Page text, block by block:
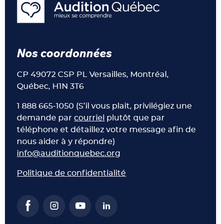
Nos coordonnées
CP 49072 CSP PL Versailles, Montréal,
Québec, H1N 3T6
1 888 665-1050 (S’il vous plait, privilégiez une
demande parcourriel plutôt que par
téléphone et détaillez votre message afin de
nous aider à y répondre)
info@auditionquebec.org
Politique de confidentialité